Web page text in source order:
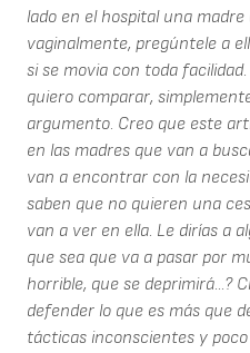
lado en el hospital una
vaginalmente, pregúntele a
si se movia con toda
quiero comparar,
argumento. Creo que este
en las madres que van a
van a encontrar con la
saben que no quieren una
van a ver en ella. Le dirías a
que sea que va a pasar por
horrible, que se deprimirá...?
defender lo que es más que
tácticas inconscientes y